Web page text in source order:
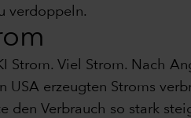
verdoppeln.
Viel Strom. Nach
USA erzeugten Stroms
Verbrauch so stark